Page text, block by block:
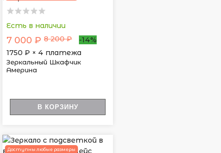
Есть в наличии
7 000 ₽ 8 200 ₽
-14%
1750 ₽ × 4 платежа
Зеркальный Шкафчик
Америна
В КОРЗИНУ
Доступны любые размеры